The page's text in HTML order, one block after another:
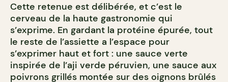
Cette retenue est délibérée, et c’est le
cerveau de la haute gastronomie qui
s’exprime. En gardant la protéine épurée, tout
le reste de l’assiette a l’espace pour
s’exprimer haut et fort : une sauce verte
inspirée de l’aji verde péruvien, une sauce aux
poivrons grillés montée sur des oignons brûlés